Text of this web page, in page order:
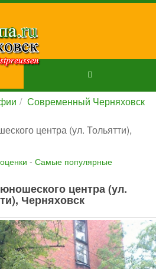
Современный Черняховск
центра (ул. Тольятти),
- Самые популярные
центра (ул.
Черняховск